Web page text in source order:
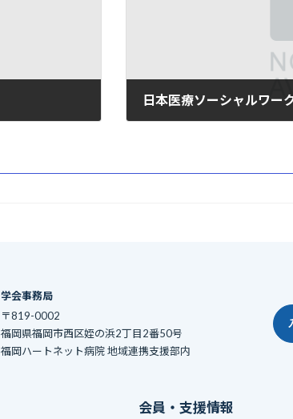
日本医療ソーシャルワー
学会事務局
〒819-0002
福岡県福岡市西区姪の浜2丁目2番50号
福岡ハートネット病院 地域連携支援部内
会員・支援情報